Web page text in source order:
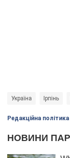
Україна Ірпінь
Редакційна політика